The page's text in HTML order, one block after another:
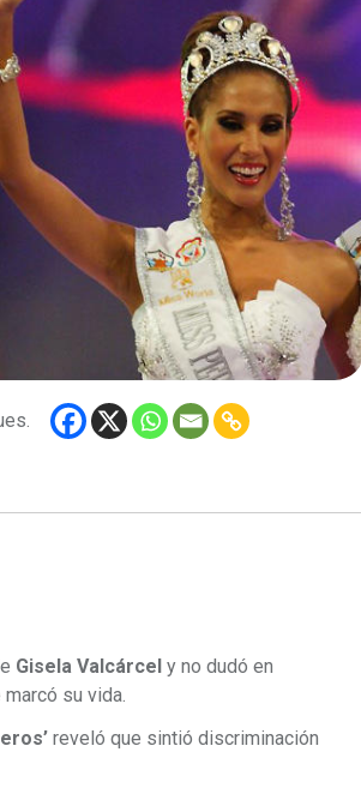
Gisela Valcárcel y no dudó en
su vida.
reveló que sintió discriminación